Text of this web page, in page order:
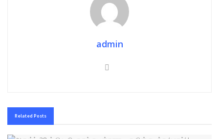
admin
Related Posts